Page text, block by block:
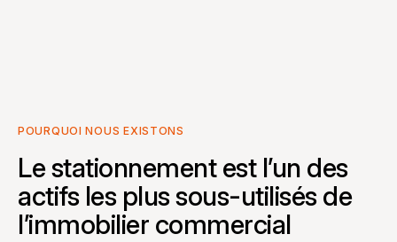
POURQUOI NOUS EXISTONS
Le stationnement est l’un des
actifs les plus sous-utilisés de
l’immobilier commercial